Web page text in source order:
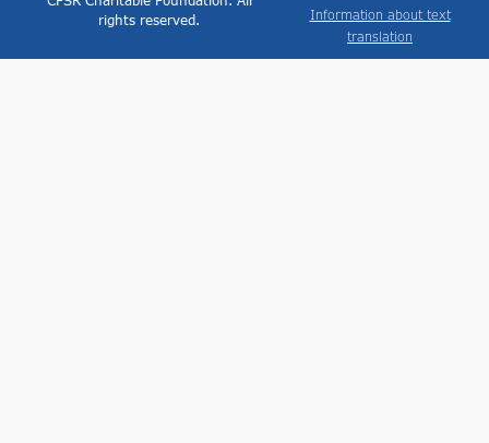
rights reserved.
Information about text
translation